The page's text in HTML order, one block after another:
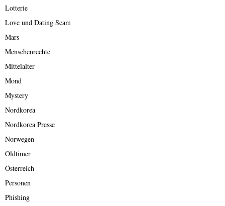
Lotterie
Love und Dating Scam
Mars
Menschenrechte
Mittelalter
Mond
Mystery
Nordkorea
Nordkorea Presse
Norwegen
Oldtimer
Österreich
Personen
Phishing